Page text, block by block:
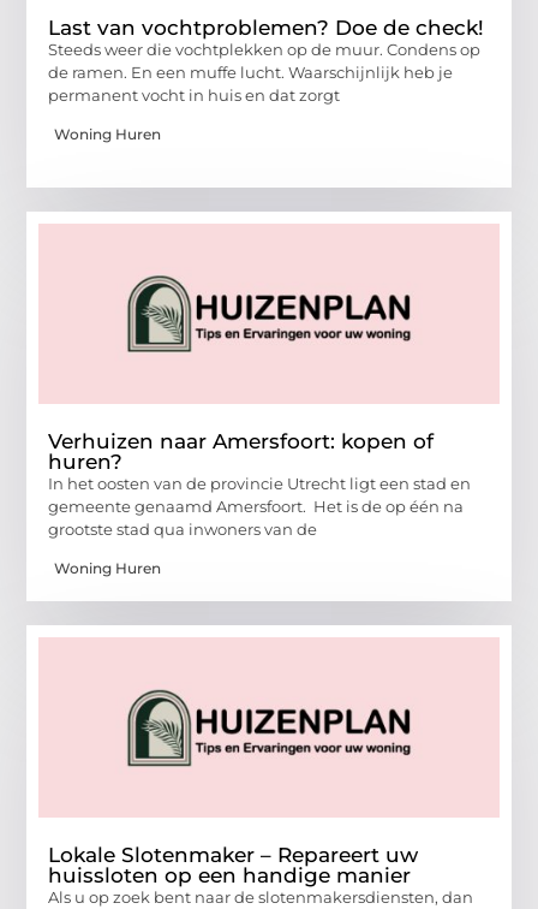
Last van vochtproblemen? Doe de check!
Steeds weer die vochtplekken op de muur. Condens op
de ramen. En een muffe lucht. Waarschijnlijk heb je
permanent vocht in huis en dat zorgt
Woning Huren
Verhuizen naar Amersfoort: kopen of
huren?
In het oosten van de provincie Utrecht ligt een stad en
gemeente genaamd Amersfoort. Het is de op één na
grootste stad qua inwoners van de
Woning Huren
Lokale Slotenmaker – Repareert uw
huissloten op een handige manier
Als u op zoek bent naar de slotenmakersdiensten, dan